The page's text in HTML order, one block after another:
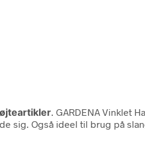
. GARDENA Vinklet
sig. Også ideel til brug på